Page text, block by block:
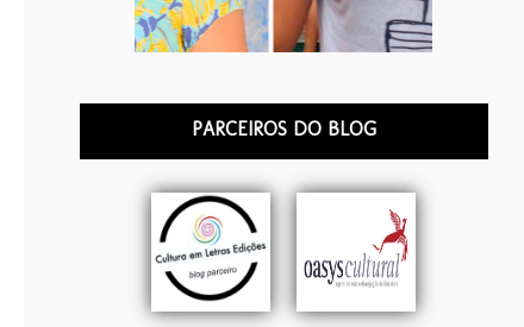
PARCEIROS DO BLOG